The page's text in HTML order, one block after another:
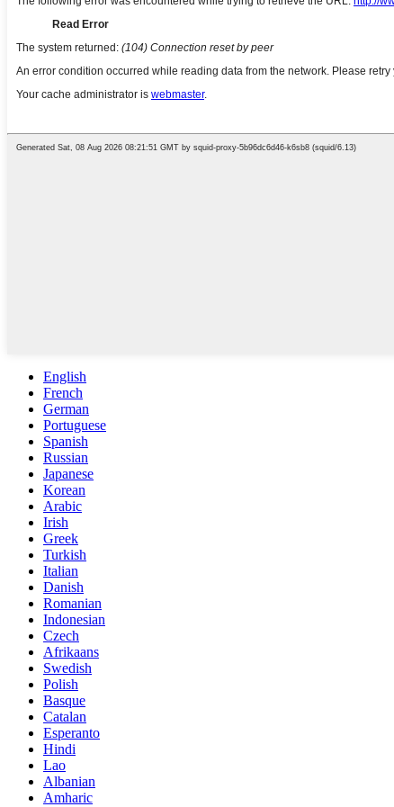
English
French
German
Portuguese
Spanish
Russian
Japanese
Korean
Arabic
Irish
Greek
Turkish
Italian
Danish
Romanian
Indonesian
Czech
Afrikaans
Swedish
Polish
Basque
Catalan
Esperanto
Hindi
Lao
Albanian
Amharic